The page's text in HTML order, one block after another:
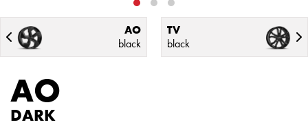
AO
black
TV
black
AO
DARK